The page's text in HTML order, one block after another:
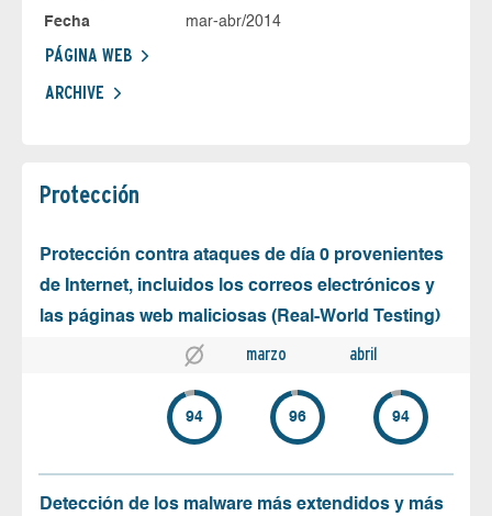
Fecha
mar-abr/2014
PÁGINA WEB
ARCHIVE
Protección
Protección contra ataques de día 0 provenientes
de Internet, incluidos los correos electrónicos y
las páginas web maliciosas (Real-World Testing)
marzo abril
94 96 94
Detección de los malware más extendidos y más